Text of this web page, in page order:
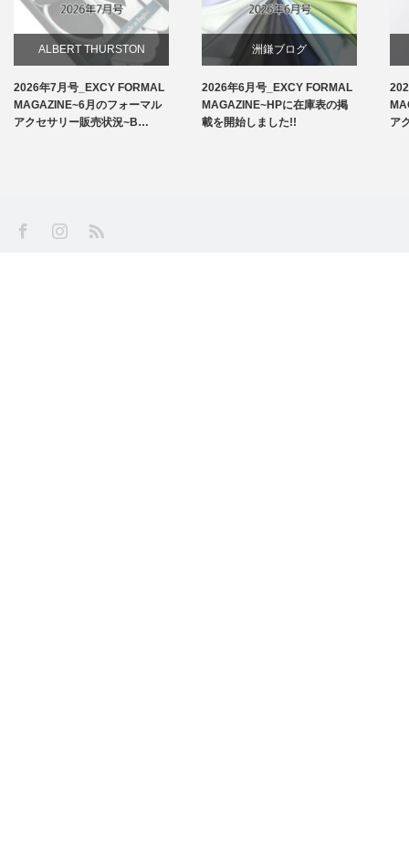
ALBERT THURSTON
お知らせ
2026年7月号_EXCY FORMAL
MAGAZINE~6月のフォーマル
アクセサリー販売状況~B…
洲鎌ブログ
2026年6月号_EXCY FORMAL
MAGAZINE~HPに在庫表の掲
載を開始しました!!
ア
FacebookInstagram